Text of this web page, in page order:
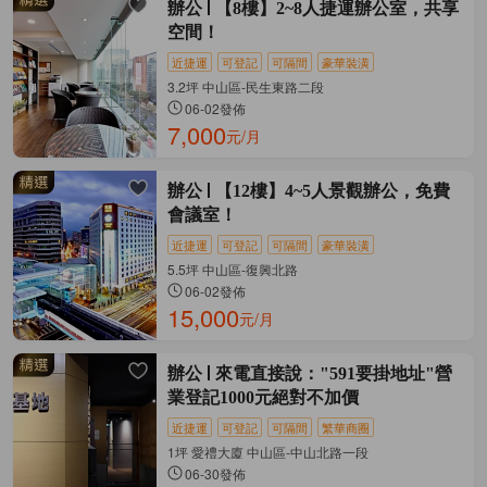
辦公
【8樓】2~8人捷運辦公室，共享
空間！
近捷運 可登記 可隔間 豪華裝潢
3.2坪 中山區-民生東路二段
06-02發佈
7,000元/月
辦公
【12樓】4~5人景觀辦公，免費
會議室！
近捷運 可登記 可隔間 豪華裝潢
5.5坪 中山區-復興北路
06-02發佈
15,000元/月
辦公
來電直接說："591要掛地址"營
業登記1000元絕對不加價
近捷運 可登記 可隔間 繁華商圈
1坪 愛禮大廈 中山區-中山北路一段
06-30發佈